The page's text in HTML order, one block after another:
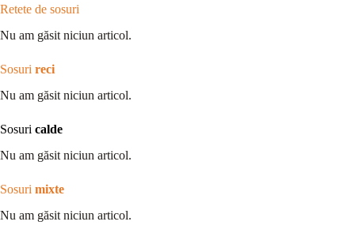
Retete de sosuri
Nu am găsit niciun articol.
Sosuri reci
Nu am găsit niciun articol.
Sosuri calde
Nu am găsit niciun articol.
Sosuri mixte
Nu am găsit niciun articol.